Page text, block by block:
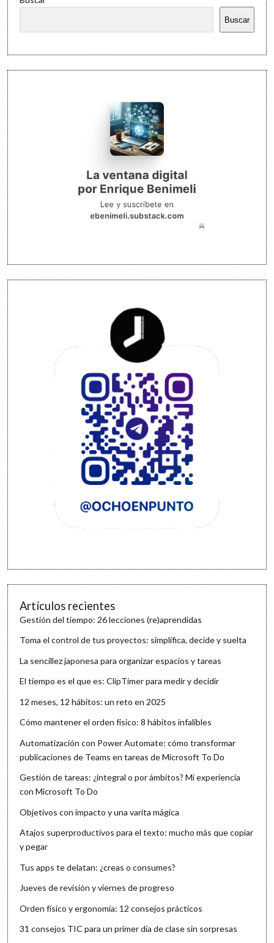
Buscar
Artículos recientes
Gestión del tiempo: 26 lecciones (re)aprendidas
Toma el control de tus proyectos: simplifica, decide y suelta
La sencillez japonesa para organizar espacios y tareas
El tiempo es el que es: ClipTimer para medir y decidir
12 meses, 12 hábitos: un reto en 2025
Cómo mantener el orden físico: 8 hábitos infalibles
Automatización con Power Automate: cómo transformar
publicaciones de Teams en tareas de Microsoft To Do
Gestión de tareas: ¿integral o por ámbitos? Mi experiencia
con Microsoft To Do
Objetivos con impacto y una varita mágica
Atajos superproductivos para el texto: mucho más que copiar
y pegar
Tus apps te delatan: ¿creas o consumes?
Jueves de revisión y viernes de progreso
Orden físico y ergonomía: 12 consejos prácticos
31 consejos TIC para un primer día de clase sin sorpresas